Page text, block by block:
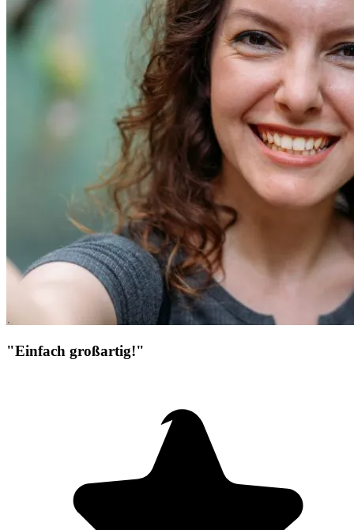
"Einfach großartig!"